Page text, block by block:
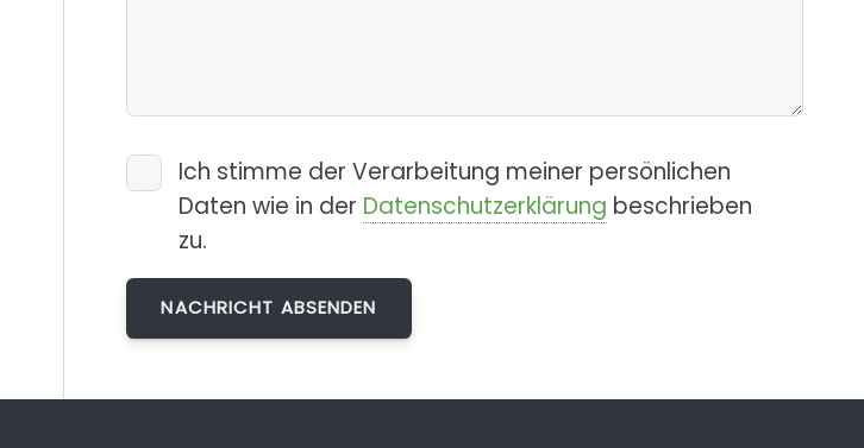
Ich stimme der Verarbeitung meiner persönlichen
Daten wie in der Datenschutzerklärung beschrieben
zu.